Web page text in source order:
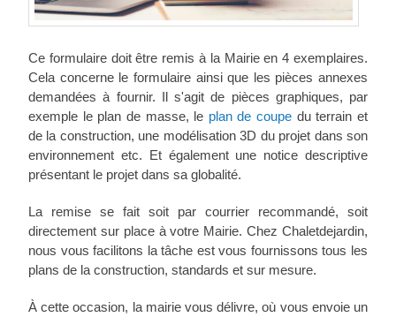
Ce formulaire doit être remis à la Mairie en 4 exemplaires.
Cela concerne le formulaire ainsi que les pièces annexes
demandées à fournir. Il s'agit de pièces graphiques, par
exemple le plan de masse, le plan de coupe du terrain et
de la construction, une modélisation 3D du projet dans son
environnement etc. Et également une notice descriptive
présentant le projet dans sa globalité.
La remise se fait soit par courrier recommandé, soit
directement sur place à votre Mairie. Chez Chaletdejardin,
nous vous facilitons la tâche est vous fournissons tous les
plans de la construction, standards et sur mesure.
À cette occasion, la mairie vous délivre, où vous envoie un